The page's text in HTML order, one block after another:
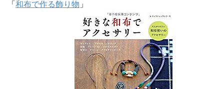
「 和布で作る飾り物 」